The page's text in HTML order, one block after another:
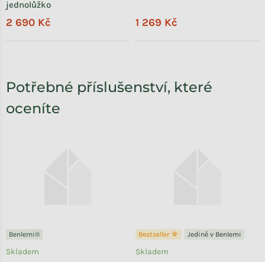
jednolůžko
2 690 Kč 1 269 Kč
Potřebné příslušenství, které
oceníte
Benlemi®
Skladem
Bestseller ☆ Jedině v Benlemi
Skladem